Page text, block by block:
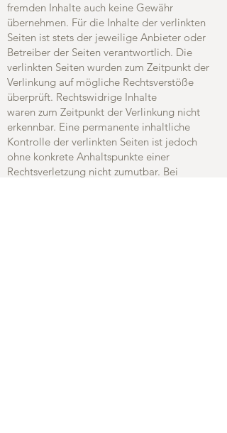
fremden Inhalte auch keine Gewähr
übernehmen. Für die Inhalte der verlinkten
Seiten ist stets der jeweilige Anbieter oder
Betreiber der Seiten verantwortlich. Die
verlinkten Seiten wurden zum Zeitpunkt der
Verlinkung auf mögliche Rechtsverstöße
überprüft. Rechtswidrige Inhalte
waren zum Zeitpunkt der Verlinkung nicht
erkennbar. Eine permanente inhaltliche
Kontrolle der verlinkten Seiten ist jedoch
ohne konkrete Anhaltspunkte einer
Rechtsverletzung nicht zumutbar. Bei